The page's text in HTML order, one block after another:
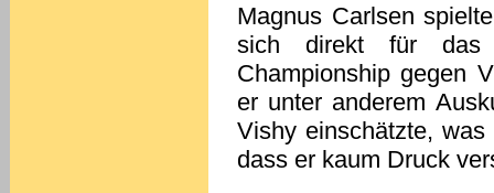
Magnus Carlsen
sich direkt für das
Championship gegen
er unter anderem
Vishy einschätzte,
dass er kaum Druck